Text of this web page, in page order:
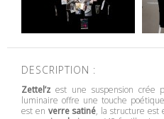
DESCRIPTION :
Zettel’z est une suspension crée
luminaire offre une touche
est en verre satiné, la structure est